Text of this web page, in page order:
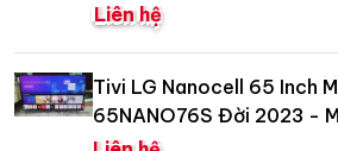
Liên hệ
Tivi LG Nanocell 65 Inch
65NANO76S Đời 2023 -